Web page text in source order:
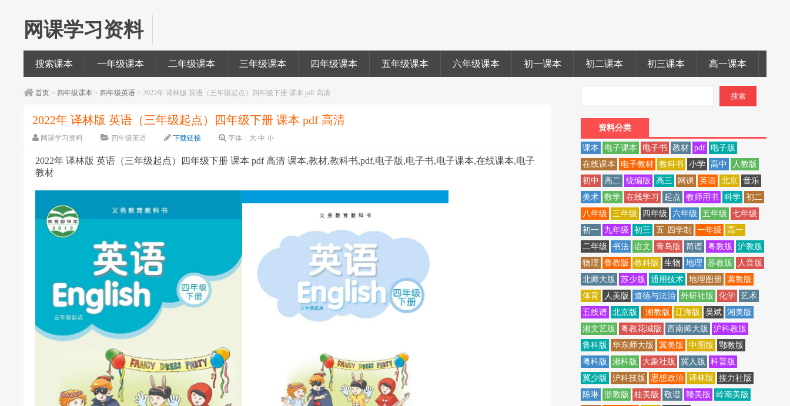
网课学习资料
搜索课本 一年级课本 二年级课本 三年级课本 四年级课本 五年级课本 六年级课本 初一课本 初二课本 初三课本 高一课本
首页 > 四年级课本 > 四年级英语 > 2022年 译林版 英语（三年级起点）四年级下册 课本 pdf 高清
2022年 译林版 英语（三年级起点）四年级下册 课本 pdf 高清
网课学习资料 四年级英语 下载链接 字体： 大 中 小
2022年 译林版 英语（三年级起点）四年级下册 课本 pdf 高清 课本,教材,教科书,pdf,电子版,电子书,电子课本,在线课本,电子
教材
资料分类
课本 电子课本 电子书 教材 pdf
电子版
在线课本
电子教材 教科书 小学 高中
人教版
初中
高二 统编版 高三 网课 英语 北京
音乐
美术
数学 在线学习 起点 教师用书 科学
初二
八年级
三年级 四年级 六年级 五年级
七年级
初一
九年级 初三 五·四学制 一年级
高一
二年级
书法 语文 青岛版 简谱 粤教版
沪教版
物理
鲁教版 教科版 生物 地理 苏教版
人音版
北师大版
苏少版 通用技术 地理图册
冀教版
体育
人美版 道德与法治 外研社版 化学
艺术
五线谱
北京版 湘教版 辽海版 吴斌
湘美版
湘文艺版
粤教花城版 西南师大版
沪科教版
鲁科版
华东师大版 冀美版 中图版
鄂教版
粤科版
湘科版 大象社版 冀人版
科普版
冀少版
沪科技版 思想政治 译林版
接力社版
陈琳
浙教版 桂美版 敬谱 赣美版
岭南美版